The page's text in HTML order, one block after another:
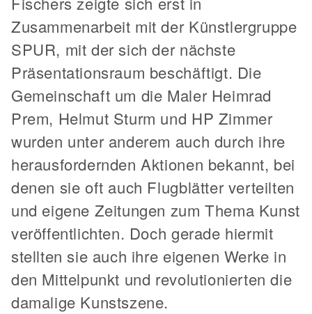
Zusammenarbeit mit der Künstlergruppe
SPUR, mit der sich der nächste
Präsentationsraum beschäftigt. Die
Gemeinschaft um die Maler Heimrad
Prem, Helmut Sturm und HP Zimmer
wurden unter anderem auch durch ihre
herausfordernden Aktionen bekannt, bei
denen sie oft auch Flugblätter verteilten
und eigene Zeitungen zum Thema Kunst
veröffentlichten. Doch gerade hiermit
stellten sie auch ihre eigenen Werke in
den Mittelpunkt und revolutionierten die
damalige Kunstszene.